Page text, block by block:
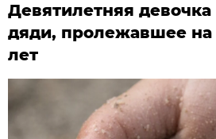
Девятилетняя
дяди, пролежавшее на
лет